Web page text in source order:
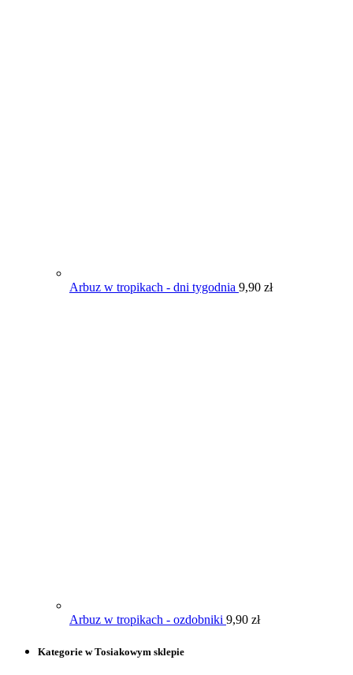
Arbuz w tropikach - dni tygodnia 9,90 zł
Arbuz w tropikach - ozdobniki 9,90 zł
Kategorie w Tosiakowym sklepie